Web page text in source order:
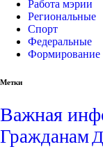
Работа мэрии
Региональные
Спорт
Федеральные
Формирование
Метки
Важная
Гражданам